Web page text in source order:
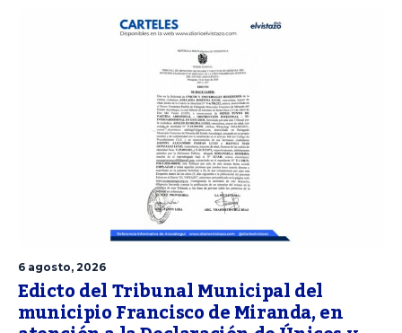
6 agosto, 2026
Edicto del Tribunal Municipal del
municipio Francisco de Miranda, en